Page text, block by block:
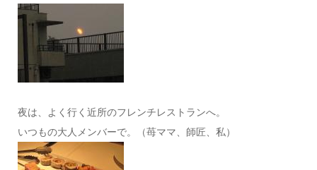
夜は、よく行く近所のフレンチレストランへ。
いつもの大人メンバーで。（苺ママ、師匠、私）